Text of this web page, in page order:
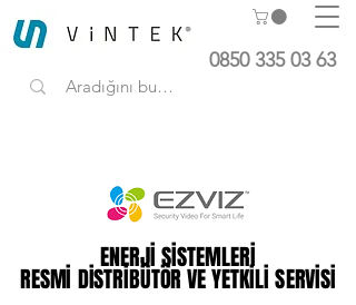
0850 335 03 63
ENERJİ SİSTEMLERİ
RESMİ DİSTRİBÜTÖR VE YETKİLİ SERVİSİ
ENERJİ SİSTEMLERİ
RESMİ DİSTRİBÜTÖR VE YETKİLİ SERVİSİ